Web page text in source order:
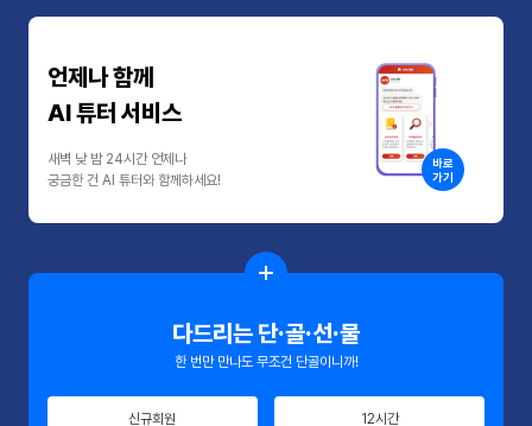
언제나 함께
AI 튜터 서비스
새벽 낮 밤 24시간 언제나
궁금한 건 AI 튜터와 함께하세요!
바로
가기
다드리는 단·골·선·물
한 번만 만나도 무조건 단골이니까!
신규회원 12시간